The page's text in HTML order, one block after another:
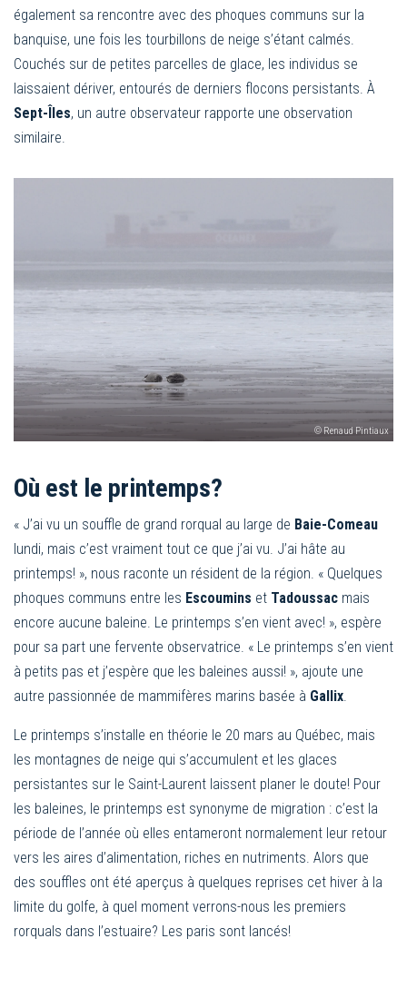
également sa rencontre avec des phoques communs sur la
banquise, une fois les tourbillons de neige s’étant calmés.
Couchés sur de petites parcelles de glace, les individus se
laissaient dériver, entourés de derniers flocons persistants. À
Sept-Îles, un autre observateur rapporte une observation
similaire.
© Renaud Pintiaux
Où est le printemps?
« J’ai vu un souffle de grand rorqual au large de Baie-Comeau
lundi, mais c’est vraiment tout ce que j’ai vu. J’ai hâte au
printemps! », nous raconte un résident de la région. « Quelques
phoques communs entre les Escoumins et Tadoussac mais
encore aucune baleine. Le printemps s’en vient avec! », espère
pour sa part une fervente observatrice. « Le printemps s’en vient
à petits pas et j’espère que les baleines aussi! », ajoute une
autre passionnée de mammifères marins basée à Gallix.
Le printemps s’installe en théorie le 20 mars au Québec, mais
les montagnes de neige qui s’accumulent et les glaces
persistantes sur le Saint-Laurent laissent planer le doute! Pour
les baleines, le printemps est synonyme de migration : c’est la
période de l’année où elles entameront normalement leur retour
vers les aires d’alimentation, riches en nutriments. Alors que
des souffles ont été aperçus à quelques reprises cet hiver à la
limite du golfe, à quel moment verrons-nous les premiers
rorquals dans l’estuaire? Les paris sont lancés!